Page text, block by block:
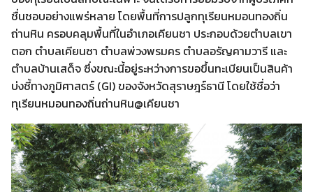
ชื่นชอบอย่างแพร่หลาย โดยพื้นที่การปลูกทุเรียนหมอนทองถิ่น
ถ่านหิน ครอบคลุมพื้นที่ในอำเภอเคียนชา ประกอบด้วยตำบลเขา
ตอก ตำบลเคียนซา ตำบลพ่วงพรมคร ตำบลอรัญคามวารี และ
ตำบลบ้านเสด็จ ซึ่งขณะนี้อยู่ระหว่างการขอขึ้นทะเบียนเป็นสินค้า
บ่งชี้ทางภูมิศาสตร์ (GI) ของจังหวัดสุราษฎร์ธานี โดยใช้ชื่อว่า
ทุเรียนหมอนทองถิ่นถ่านหิน@เคียนชา